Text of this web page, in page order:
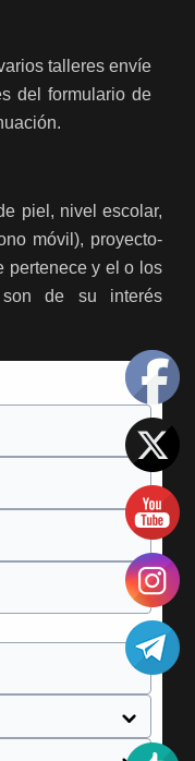
talleres envíe
del formulario de
piel, nivel escolar,
móvil), proyecto-
pertenece y el o los
de su interés